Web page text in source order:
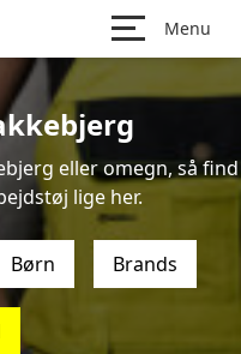
Menu
eller omegn, så find
lige her.
Børn Brands